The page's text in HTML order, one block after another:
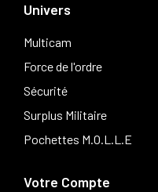
Univers
Multicam
Force de l'ordre
Sécurité
Surplus Militaire
Pochettes M.O.L.L.E
Votre Compte